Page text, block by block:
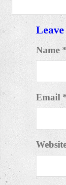
Name *
Email